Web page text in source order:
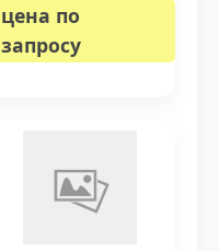
цена по
запросу